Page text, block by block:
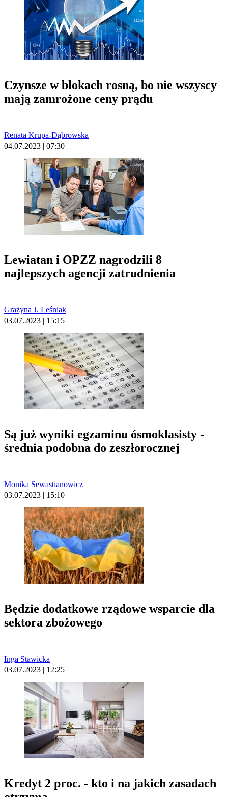
Czynsze w blokach rosną, bo nie wszyscy
mają zamrożone ceny prądu
Renata Krupa-Dąbrowska
04.07.2023 | 07:30
Lewiatan i OPZZ nagrodzili 8
najlepszych agencji zatrudnienia
Grażyna J. Leśniak
03.07.2023 | 15:15
Są już wyniki egzaminu ósmoklasisty -
średnia podobna do zeszłorocznej
Monika Sewastianowicz
03.07.2023 | 15:10
Będzie dodatkowe rządowe wsparcie dla
sektora zbożowego
Inga Stawicka
03.07.2023 | 12:25
Kredyt 2 proc. - kto i na jakich zasadach